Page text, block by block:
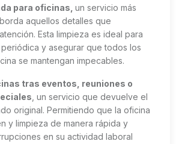
para oficinas, un servicio más
aquellos detalles que
Esta limpieza es ideal para
y asegurar que todos los
se mantengan impecables.
tras eventos, reuniones o
, un servicio que devuelve el
original. Permitiendo que la oficina
y limpieza de manera rápida y
en su actividad laboral